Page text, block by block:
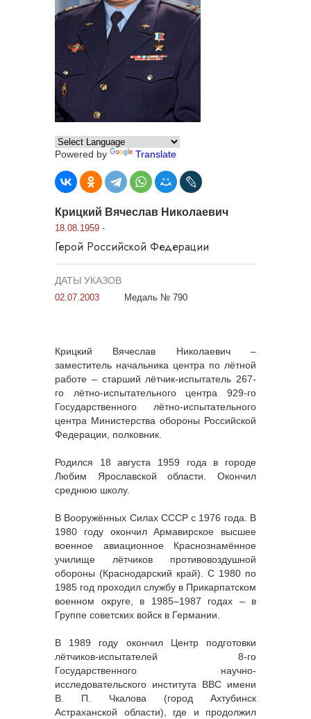
Powered by Translate
Крицкий Вячеслав Николаевич
18.08.1959 -
Герой Российской Федерации
ДАТЫ УКАЗОВ
02.07.2003 Медаль № 790
Крицкий Вячеслав Николаевич –
заместитель начальника центра по лётной
работе – старший лётчик-испытатель 267-
го лётно-испытательного центра 929-го
Государственного лётно-испытательного
центра Министерства обороны Российской
Федерации, полковник.
Родился 18 августа 1959 года в городе
Любим Ярославской области. Окончил
среднюю школу.
В Вооружённых Силах СССР с 1976 года. В
1980 году окончил Армавирское высшее
военное авиационное Краснознамённое
училище лётчиков противовоздушной
обороны (Краснодарский край). С 1980 по
1985 год проходил службу в Прикарпатском
военном округе, в 1985–1987 годах – в
Группе советских войск в Германии.
В 1989 году окончил Центр подготовки
лётчиков-испытателей 8-го
Государственного научно-
исследовательского института ВВС имени
В. П. Чкалова (город Ахтубинск
Астраханской области), где и продолжил